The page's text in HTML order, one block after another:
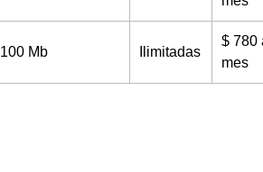
100 Mb Ilimitadas
$ 780
mes